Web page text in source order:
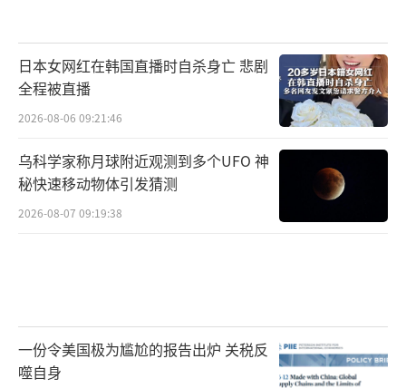
与此同时，英国政府也尚未明确是否允许
议会对任何潜在的军事部署进行投票。唐宁街
发言人表示，目前考虑这一问题“为时过
早”。
在此背景下，斯塔默政府正寻求与美国加
强双边合作。据英国首相府透露，斯塔默计划
在下周前往华盛顿，与特朗普会面，商讨如何
持，同时为自身的国防政策争取更多国际认
同。
日本女网红在韩国直播时自杀身亡 悲剧
全程被直播
2026-08-06 09:21:46
乌科学家称月球附近观测到多个UFO 神
秘快速移动物体引发猜测
2026-08-07 09:19:38
一份令美国极为尴尬的报告出炉 关税反
噬自身